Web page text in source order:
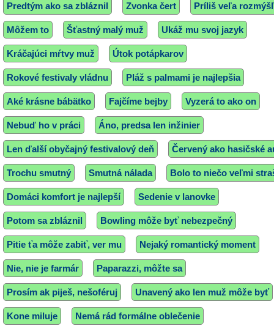
Predtým ako sa zbláznil Zvonka čert Príliš veľa
Môžem to Šťastný malý muž Ukáž mu svoj jazyk
Kráčajúci mŕtvy muž Útok potápkarov
Rokové festivaly vládnu Pláž s palmami je najlepšia
Aké krásne bábätko Fajčíme bejby Vyzerá to ako on
Nebuď ho v práci Áno, predsa len inžinier
Len ďalší obyčajný festivalový deň Červený ako hasičské
Trochu smutný Smutná nálada Bolo to niečo veľmi
Domáci komfort je najlepší Sedenie v lanovke
Potom sa zbláznil Bowling môže byť nebezpečný
Pitie ťa môže zabiť, ver mu Nejaký romantický moment
Nie, nie je farmár Paparazzi, môžte sa
Prosím ak piješ, nešoféruj Unavený ako len muž môže byť
Kone miluje Nemá rád formálne oblečenie